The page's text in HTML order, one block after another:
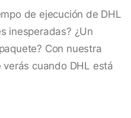
de ejecución de DHL
inesperadas? ¿Un
Con nuestra
verás cuando DHL está